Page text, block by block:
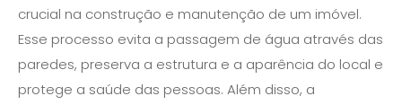
crucial na construção e manutenção de um imóvel.
Esse processo evita a passagem de água através das
paredes, preserva a estrutura e a aparência do local e
protege a saúde das pessoas. Além disso, a